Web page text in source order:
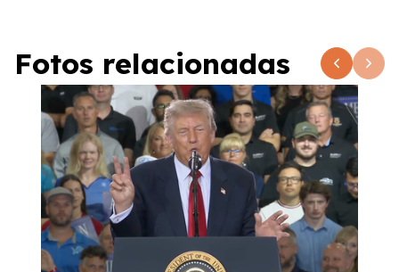
Fotos relacionadas